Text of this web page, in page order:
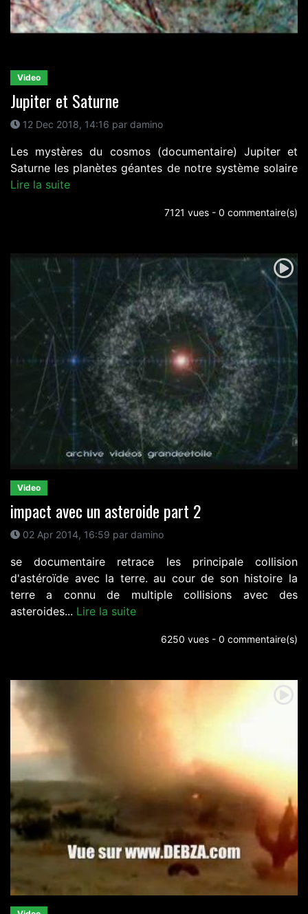
Video
Jupiter et Saturne
12 Dec 2018, 14:16 par damino
Les mystères du cosmos (documentaire) Jupiter et
Saturne les planètes géantes de notre système solaire
Lire la suite
7121 vues - 0 commentaire(s)
Video
impact avec un asteroide part 2
02 Apr 2014, 16:59 par damino
se documentaire retrace les principale collision
d'astéroïde avec la terre. au cour de son histoire la
terre a connu de multiple collisions avec des
asteroides... Lire la suite
6250 vues - 0 commentaire(s)